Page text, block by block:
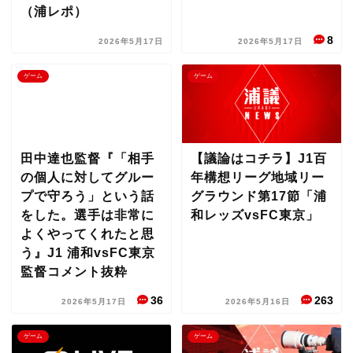
（浦レポ）
2026年5月17日 2026年5月17日 8
ゲーム
田中達也監督『「相手
の個人に対してグルー
プで守ろう」という話
をした。選手は非常に
よくやってくれたと思
う』J1 浦和vsFC東京
監督コメント抜粋
2026年5月17日 36
ゲーム
【議論はコチラ】J1百
年構想リーグ地域リー
グラウンド第17節「浦
和レッズvsFC東京」
2026年5月16日 263
ゲーム ゲーム